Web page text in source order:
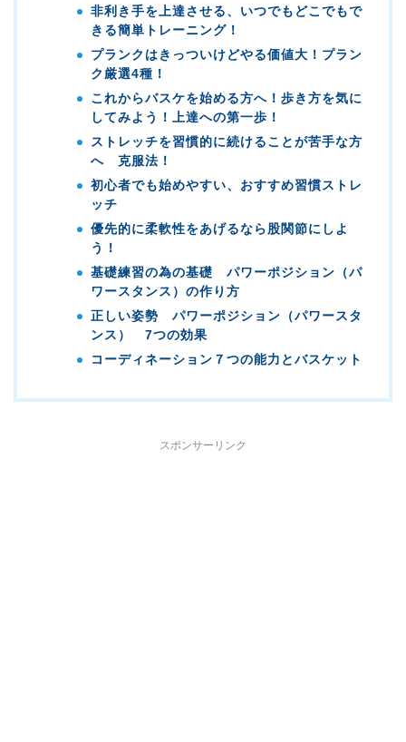
非利き手を上達させる、いつでもどこでもで
きる簡単トレーニング！
プランクはきっついけどやる価値大！プラン
ク厳選4種！
これからバスケを始める方へ！歩き方を気に
してみよう！上達への第一歩！
ストレッチを習慣的に続けることが苦手な方
へ 克服法！
初心者でも始めやすい、おすすめ習慣ストレ
ッチ
優先的に柔軟性をあげるなら股関節にしよ
う！
基礎練習の為の基礎 パワーポジション（パ
ワースタンス）の作り方
正しい姿勢 パワーポジション（パワースタ
ンス） 7つの効果
コーディネーション７つの能力とバスケット
スポンサーリンク